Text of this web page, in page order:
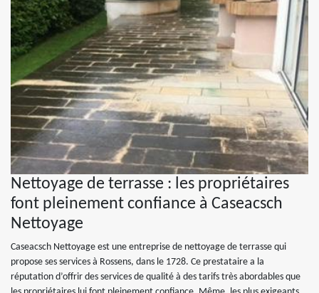
Nettoyage de terrasse : les propriétaires
font pleinement confiance à Caseacsch
Nettoyage
Caseacsch Nettoyage est une entreprise de nettoyage de terrasse qui
propose ses services à Rossens, dans le 1728. Ce prestataire a la
réputation d’offrir des services de qualité à des tarifs très abordables que